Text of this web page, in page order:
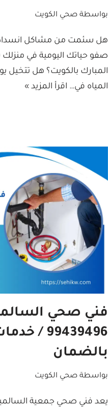
بواسطة صحي الكويت
هل سئمت من مشاكل انسداد
صفو حياتك اليومية في منزلك
المبارك بالكويت؟ هل تتخيل
المياه في… اقرأ المزيد »
فني صحي
99439496
بالضمان
بواسطة صحي الكويت
يعد فني صحي جمعية